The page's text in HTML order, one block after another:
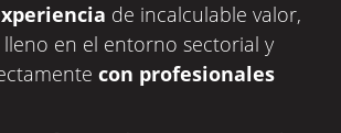
de incalculable valor,
en el entorno sectorial y
con profesionales